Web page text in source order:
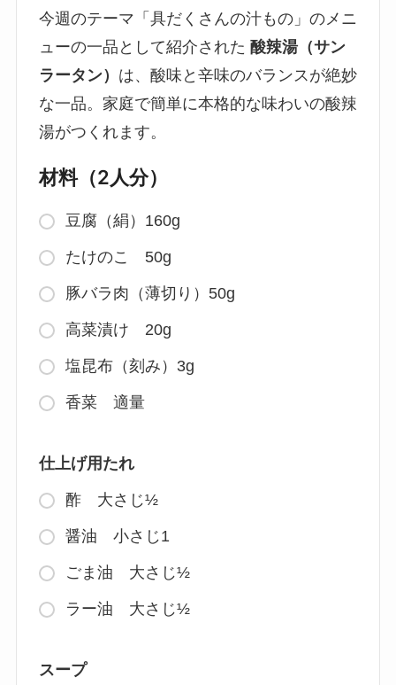
今週のテーマ「具だくさんの汁もの」のメニ
ューの一品として紹介された 酸辣湯（サン
ラータン） は、酸味と辛味のバランスが絶妙
な一品。家庭で簡単に本格的な味わいの酸辣
湯がつくれます。
材料（2人分）
豆腐（絹）160g
たけのこ 50g
豚バラ肉（薄切り）50g
高菜漬け 20g
塩昆布（刻み）3g
香菜 適量
仕上げ用たれ
酢 大さじ½
醤油 小さじ1
ごま油 大さじ½
ラー油 大さじ½
スープ